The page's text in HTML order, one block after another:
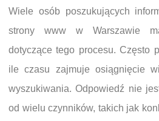
Wiele osób poszukujących
strony www w Warszawie
dotyczące tego procesu. Często
ile czasu zajmuje osiągnięcie
wyszukiwania. Odpowiedź nie
od wielu czynników, takich jak